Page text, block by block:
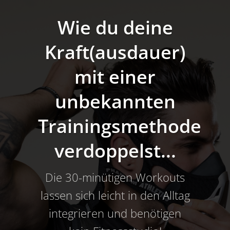
Wie du deine
Kraft(ausdauer)
mit einer
unbekannten
Trainingsmethode
verdoppelst...
Die 30-minütigen Workouts
lassen sich leicht in den Alltag
integrieren und benötigen